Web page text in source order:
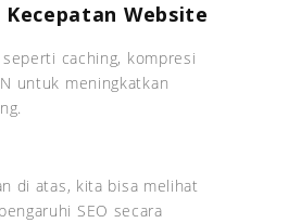
Website
caching, kompresi
untuk meningkatkan
di atas, kita bisa melihat
SEO secara